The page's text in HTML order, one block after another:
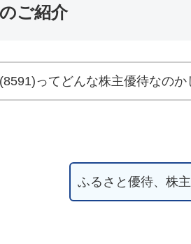
ご紹介
ってどんな株主優待なのか
ふるさと優待、株